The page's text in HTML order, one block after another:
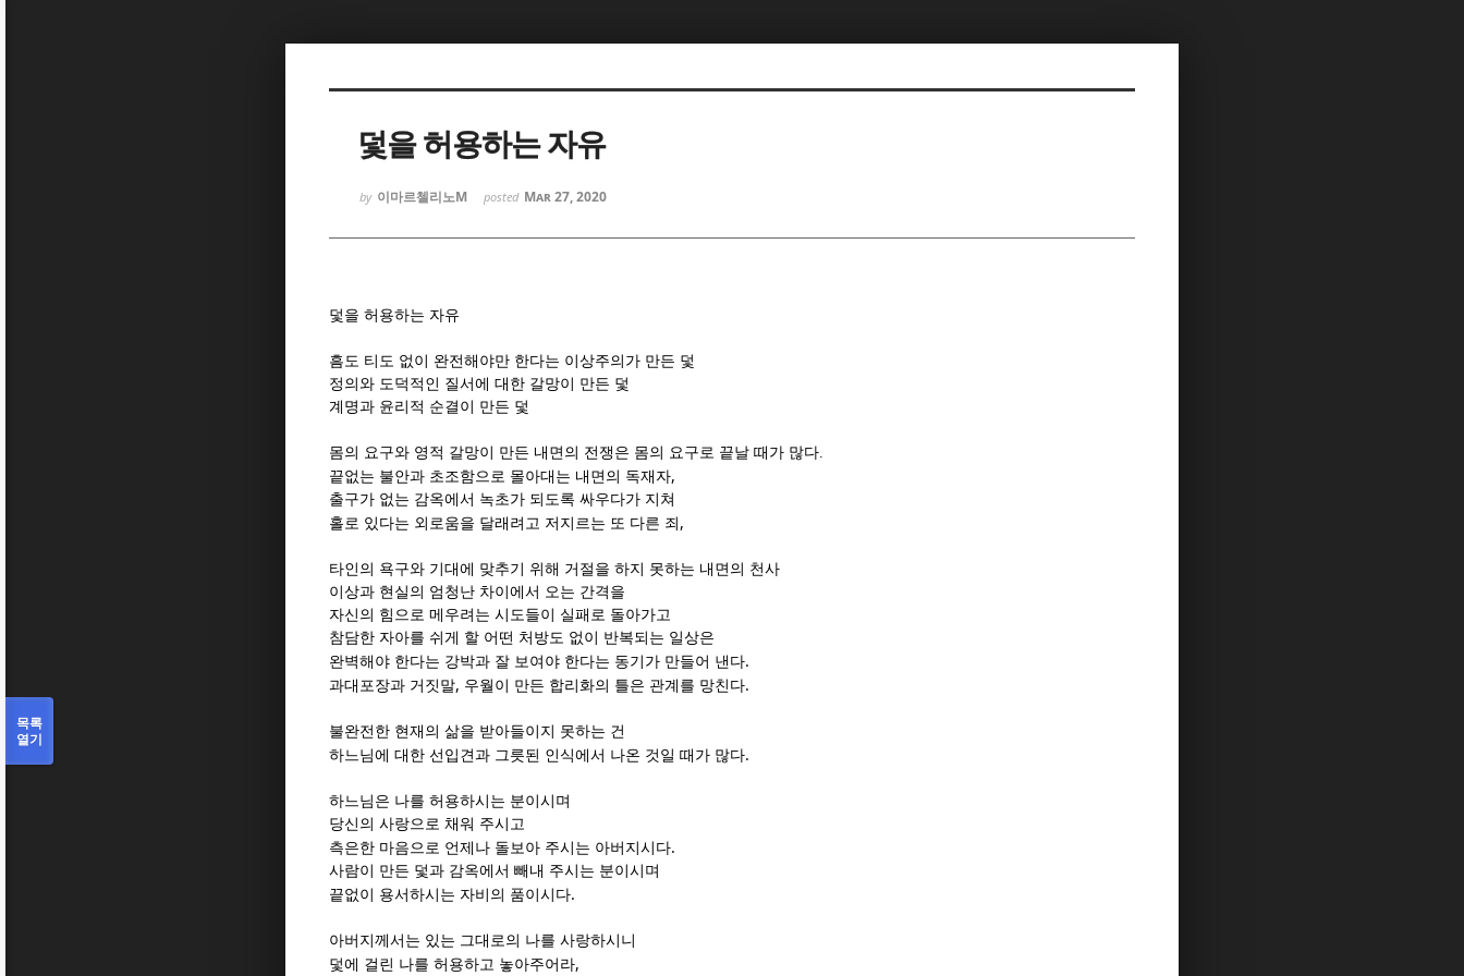
덫을 허용하는 자유
by 이마르첼리노M posted Mar 27, 2020
덫을 허용하는 자유
흠도 티도 없이 완전해야만 한다는 이상주의가 만든 덫
정의와 도덕적인 질서에 대한 갈망이 만든 덫
계명과 윤리적 순결이 만든 덫
몸의 요구와 영적 갈망이 만든 내면의 전쟁은 몸의 요구로 끝날 때가 많다.
끝없는 불안과 초조함으로 몰아대는 내면의 독재자,
출구가 없는 감옥에서 녹초가 되도록 싸우다가 지쳐
홀로 있다는 외로움을 달래려고 저지르는 또 다른 죄 ,
타인의 욕구와 기대에 맞추기 위해 거절을 하지 못하는 내면의 천사
이상과 현실의 엄청난 차이에서 오는 간격을
자신의 힘으로 메우려는 시도들이 실패로 돌아가고
참담한 자아를 쉬게 할 어떤 처방도 없이 반복되는 일상은
완벽해야 한다는 강박과 잘 보여야 한다는 동기가 만들어 낸다.
과대포장과 거짓말, 우월이 만든 합리화의 틀은 관계를 망친다.
불완전한 현재의 삶을 받아들이지 못하는 건
하느님에 대한 선입견과 그릇된 인식에서 나온 것일 때가 많다.
하느님은 나를 허용하시는 분이시며
당신의 사랑으로 채워 주시고
측은한 마음으로 언제나 돌보아 주시는 아버지시다.
사람이 만든 덫과 감옥에서 빼내 주시는 분이시며
끝없이 용서하시는 자비의 품이시다.
아버지께서는 있는 그대로의 나를 사랑하시니
덫에 걸린 나를 허용하고 놓아주어라,
목록
열기
Sketchbook5, 스케치북5
Sketchbook5, 스케치북5